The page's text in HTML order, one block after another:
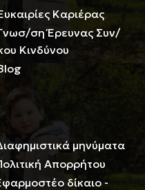
Καριέρας
ση Έρευνας Συν/
Κινδύνου
Περιορισμοί ευθύνης
μηνύματα
Απορρήτου
δίκαιο -